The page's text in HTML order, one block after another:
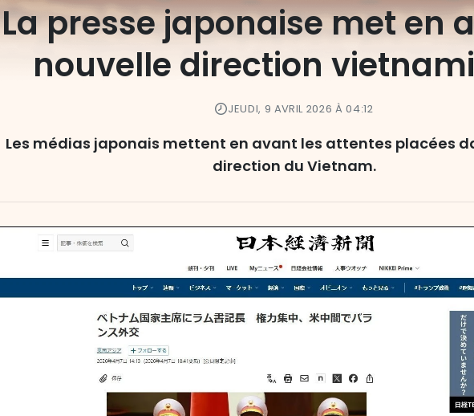
La presse japonaise met en
nouvelle direction
JEUDI, 9 AVRIL 2026 À 04:12
Les médias japonais mettent en avant les attentes placées
direction du Vietnam.